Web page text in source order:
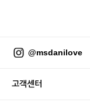
@msdanilove
고객센터